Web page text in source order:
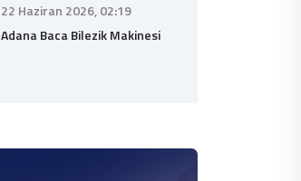
22 Haziran 2026, 02:19
Adana Baca Bilezik Makinesi